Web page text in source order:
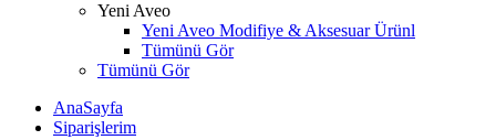
Yeni Aveo
Yeni Aveo Modifiye & Aksesuar Ürünl
Tümünü Gör
Tümünü Gör
AnaSayfa
Siparişlerim